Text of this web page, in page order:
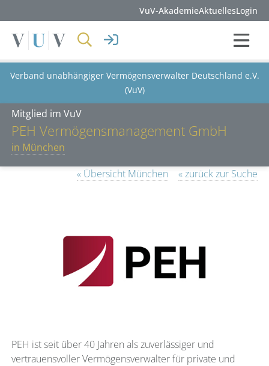
VuV-AkademieAktuellesLogin
Verband unabhängiger Vermögensverwalter Deutschland e.V.
(VuV)
Mitglied im VuV
PEH Vermögensmanagement GmbH
in München
« Übersicht München
« zurück zur Suche
PEH ist seit über 40 Jahren als zuverlässiger und
vertrauensvoller Vermögensverwalter für private und